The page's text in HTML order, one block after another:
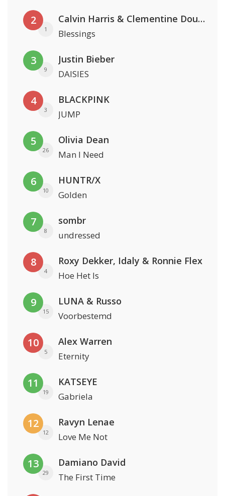
2
1
Calvin Harris & Clementine Douglas
Blessings
3
9
Justin Bieber
DAISIES
4
3
BLACKPINK
JUMP
5
26
Olivia Dean
Man I Need
6
10
HUNTR/X
Golden
7
8
sombr
undressed
8
4
Roxy Dekker, Idaly & Ronnie Flex
Hoe Het Is
9
15
LUNA & Russo
Voorbestemd
10
5
Alex Warren
Eternity
11
19
KATSEYE
Gabriela
12
12
Ravyn Lenae
Love Me Not
13
29
Damiano David
The First Time